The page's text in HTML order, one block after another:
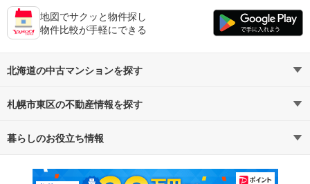
地図でサクッと物件探し
物件比較が手軽にできる
北海道の中古マンションを探す
路線・駅から探す
通勤・通学時間から探す
札幌市東区の不動産情報を探す
不動産・住宅
新築マンション 中古マンション
暮らしのお役立ち情報
マンションカタログ 教えて！住まいの先生